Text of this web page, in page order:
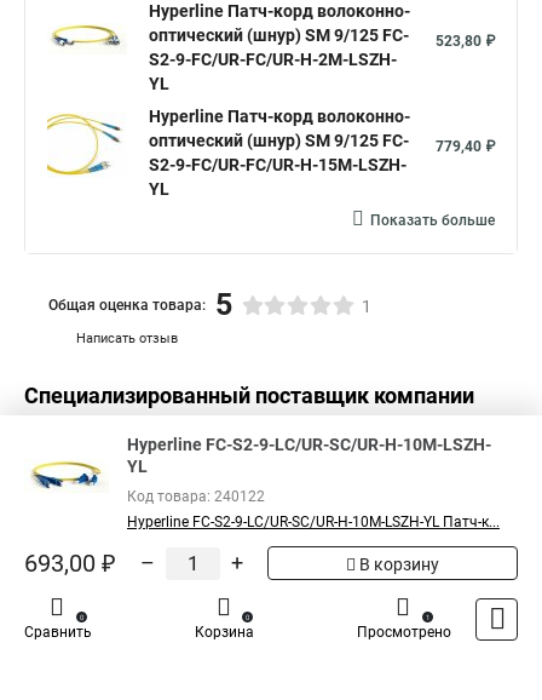
Hyperline Патч-корд волоконно-
оптический (шнур) SM 9/125 FC-
S2-9-FC/UR-FC/UR-H-2M-LSZH-
YL
523,80 ₽
Hyperline Патч-корд волоконно-
оптический (шнур) SM 9/125 FC-
S2-9-FC/UR-FC/UR-H-15M-LSZH-
YL
779,40 ₽
Показать больше
Написать отзыв
Общая оценка товара: 5 1
Специализированный поставщик компании
Hyperline FC-S2-9-LC/UR-SC/UR-H-10M-LSZH-
YL
Код товара: 240122
Hyperline FC-S2-9-LC/UR-SC/UR-H-10M-LSZH-YL Патч-к...
693,00 ₽ – + В корзину
Сравнить
0
Корзина
0
Просмотрено
1